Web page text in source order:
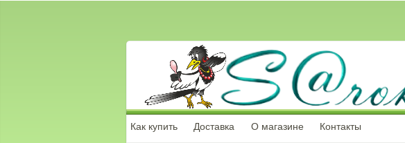
Как купить Доставка О магазине Контакты